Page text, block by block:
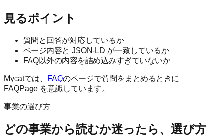
見るポイント
質問と回答が対応しているか
ページ内容と JSON-LD が一致しているか
FAQ以外の内容を詰め込みすぎていないか
Mycatでは、 FAQのページで質問をまとめるときに
FAQPage を意識しています。
事業の選び方
どの事業から読むか迷ったら、選び方